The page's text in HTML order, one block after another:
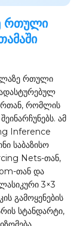
რთული
რთული
რომლის
ამ
Inference
საბაზისო
Nets-თან,
თან და
3×3
გამოყენების
სტანდარტი,